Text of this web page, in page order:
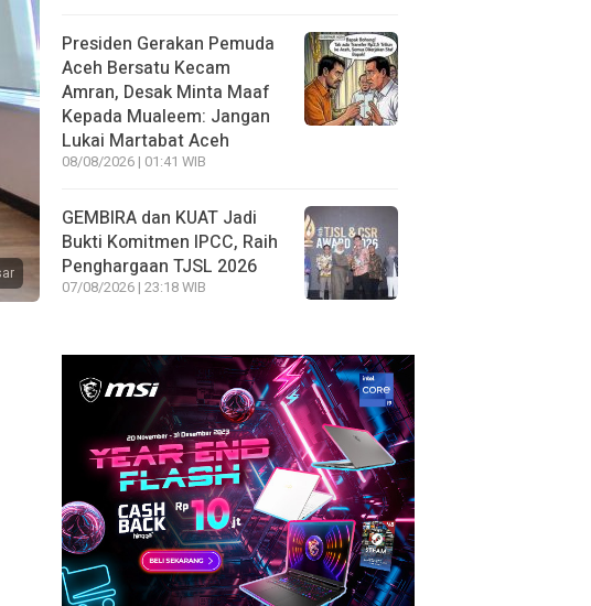
Presiden Gerakan Pemuda
Aceh Bersatu Kecam
Amran, Desak Minta Maaf
Kepada Mualeem: Jangan
Lukai Martabat Aceh
08/08/2026 | 01:41 WIB
GEMBIRA dan KUAT Jadi
Bukti Komitmen IPCC, Raih
Penghargaan TJSL 2026
07/08/2026 | 23:18 WIB